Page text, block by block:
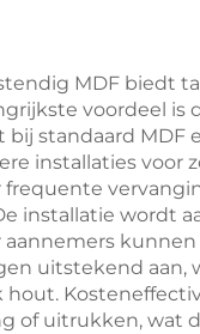
MDF biedt
voordeel is
bij standaard MDF
installaties voor
frequente
installatie wordt
aannemers
uitstekend aan,
hout.
of uitrukken, wat